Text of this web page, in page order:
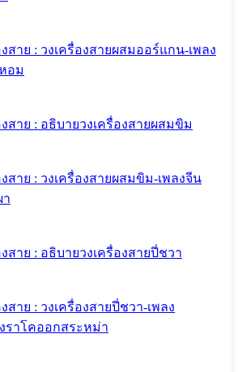
งสาย : วงเครื่องสายผสมออร์แกน-เพลง
อม
งสาย : อธิบายวงเครื่องสายผสมขิม
งสาย : วงเครื่องสายผสมขิม-เพลงจีน
า
งสาย : อธิบายวงเครื่องสายปี่ชวา
สาย : วงเครื่องสายปี่ชวา-เพลง
ราโคออกสระหม่า